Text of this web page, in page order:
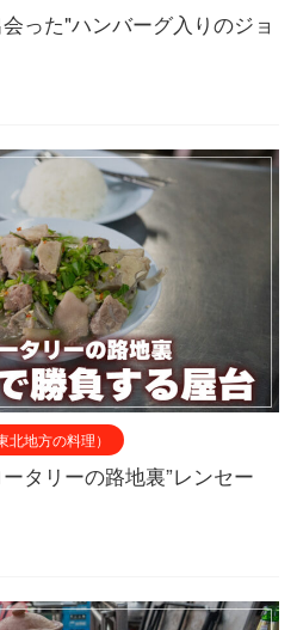
った"ハンバーグ入りのジョ
北地方の料理）
タリーの路地裏”レンセー